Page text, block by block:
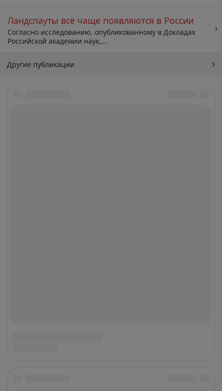
Ландспауты всё чаще появляются в России
Согласно исследованию, опубликованному в Докладах
Российской академии наук,...
Другие публикации